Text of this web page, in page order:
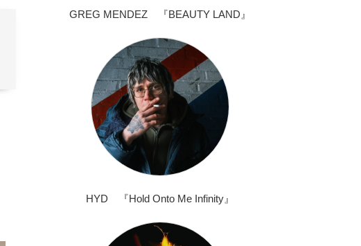
GREG MENDEZ 『BEAUTY LAND』
HYD 『Hold Onto Me Infinity』